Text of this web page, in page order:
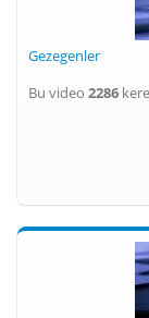
Gezegenler
Bu video 2286